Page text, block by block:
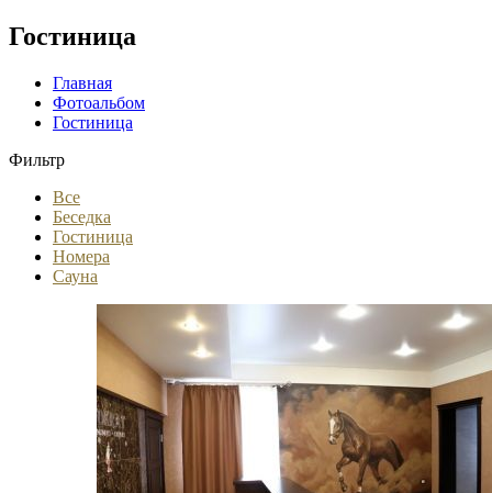
Гостиница
Главная
Фотоальбом
Гостиница
Фильтр
Все
Беседка
Гостиница
Номера
Сауна